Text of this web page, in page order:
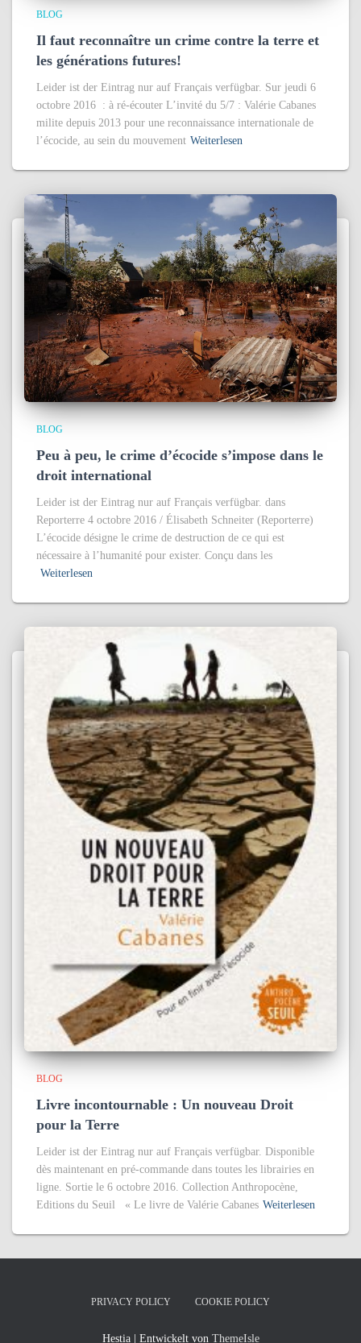
BLOG
Il faut reconnaître un crime contre la terre et
les générations futures!
Leider ist der Eintrag nur auf Français verfügbar. Sur jeudi 6
octobre 2016 : à ré-écouter L’invité du 5/7 : Valérie Cabanes
milite depuis 2013 pour une reconnaissance internationale de
l’écocide, au sein du mouvement Weiterlesen
BLOG
Peu à peu, le crime d’écocide s’impose dans le
droit international
Leider ist der Eintrag nur auf Français verfügbar. dans
Reporterre 4 octobre 2016 / Élisabeth Schneiter (Reporterre)
L’écocide désigne le crime de destruction de ce qui est
nécessaire à l’humanité pour exister. Conçu dans les
Weiterlesen
BLOG
Livre incontournable : Un nouveau Droit
pour la Terre
Leider ist der Eintrag nur auf Français verfügbar. Disponible
dès maintenant en pré-commande dans toutes les librairies en
ligne. Sortie le 6 octobre 2016. Collection Anthropocène,
Editions du Seuil « Le livre de Valérie Cabanes Weiterlesen
PRIVACY POLICY COOKIE POLICY
Hestia | Entwickelt von ThemeIsle